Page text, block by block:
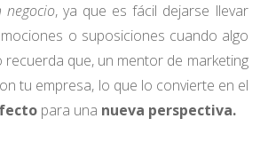
, ya que es fácil dejarse llevar
o suposiciones cuando algo
que, un mentor de marketing
tu empresa, lo que lo convierte en el
para una nueva perspectiva.